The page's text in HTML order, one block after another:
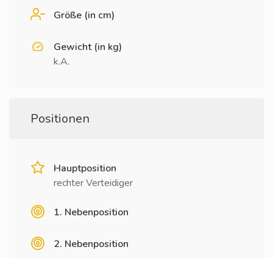
Größe (in cm)
Gewicht (in kg)
k.A.
Positionen
Hauptposition
rechter Verteidiger
1. Nebenposition
2. Nebenposition